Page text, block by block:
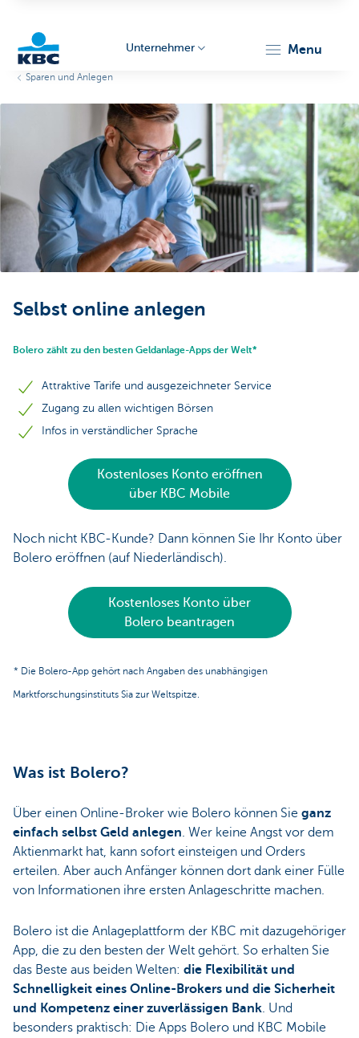
Unternehmer
Unternehmer menu
Sparen und Anlegen
Selbst online anlegen
Bolero zählt zu den besten Geldanlage-Apps der Welt*
Attraktive Tarife und ausgezeichneter Service
Zugang zu allen wichtigen Börsen
Infos in verständlicher Sprache
Kostenloses Konto eröffnen
über KBC Mobile
Noch nicht KBC-Kunde? Dann können Sie Ihr Konto über
Bolero eröffnen (auf Niederländisch).
Kostenloses Konto über
Bolero beantragen
* Die Bolero-App gehört nach Angaben des unabhängigen
Marktforschungsinstituts Sia zur Weltspitze.
Was ist Bolero?
Über einen Online-Broker wie Bolero können Sie ganz
einfach selbst Geld anlegen. Wer keine Angst vor dem
Aktienmarkt hat, kann sofort einsteigen und Orders
erteilen. Aber auch Anfänger können dort dank einer Fülle
von Informationen ihre ersten Anlageschritte machen.
Bolero ist die Anlageplattform der KBC mit dazugehöriger
App, die zu den besten der Welt gehört. So erhalten Sie
das Beste aus beiden Welten: die Flexibilität und
Schnelligkeit eines Online-Brokers und die Sicherheit
und Kompetenz einer zuverlässigen Bank. Und
besonders praktisch: Die Apps Bolero und KBC Mobile